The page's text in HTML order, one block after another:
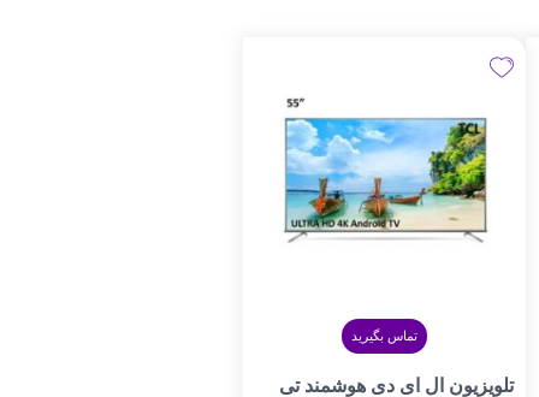
تماس بگیرید
تلویزیون ال ای دی هوشمند تی